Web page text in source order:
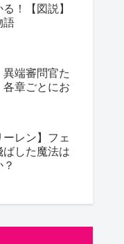
！【図説】
語
異端審問官た
章ごとにお
ーレン】フェ
した魔法は